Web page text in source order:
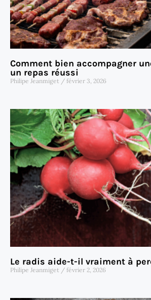
Comment bien accompagner
un repas réussi
Philipe Jeanmiget février 3, 2026
Le radis aide-t-il vraiment à
Philipe Jeanmiget février 2, 2026